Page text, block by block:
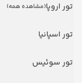
تور اروپا(مشاهده همه)
تور اسپانیا
تور سوئیس